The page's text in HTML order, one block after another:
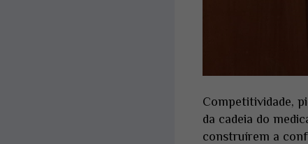
Competitividade,
da cadeia do
construírem a